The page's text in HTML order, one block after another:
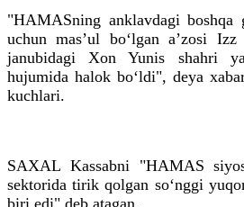
"HAMASning anklavdagi boshqa
uchun masʼul bo‘lgan aʼzosi
janubidagi Xon Yunis shahri
hujumida halok bo‘ldi", deya
kuchlari.
SAXAL Kassabni "HAMAS
sektorida tirik qolgan so‘nggi
biri edi" deb atagan.